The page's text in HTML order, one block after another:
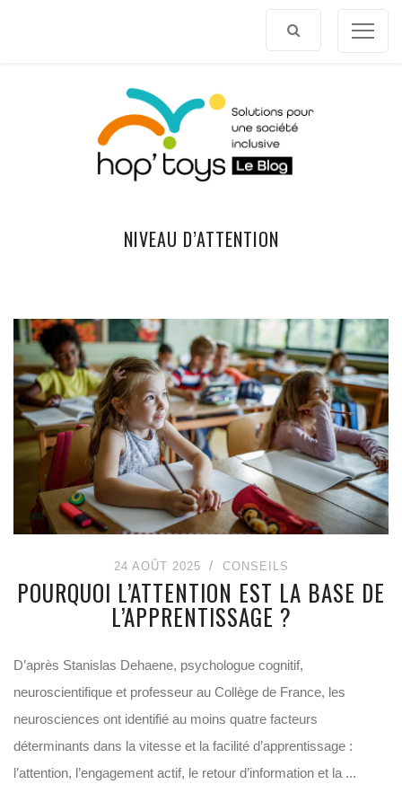
NIVEAU D’ATTENTION
24 AOÛT 2025 CONSEILS
POURQUOI L’ATTENTION EST LA BASE DE
L’APPRENTISSAGE ?
D’après Stanislas Dehaene, psychologue cognitif,
neuroscientifique et professeur au Collège de France, les
neurosciences ont identifié au moins quatre facteurs
déterminants dans la vitesse et la facilité d’apprentissage :
l’attention, l’engagement actif, le retour d’information et la ...